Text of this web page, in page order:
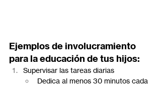
Ejemplos de involucramiento
para la educación de tus hijos:
Supervisar las tareas diarias
Dedica al menos 30 minutos cada